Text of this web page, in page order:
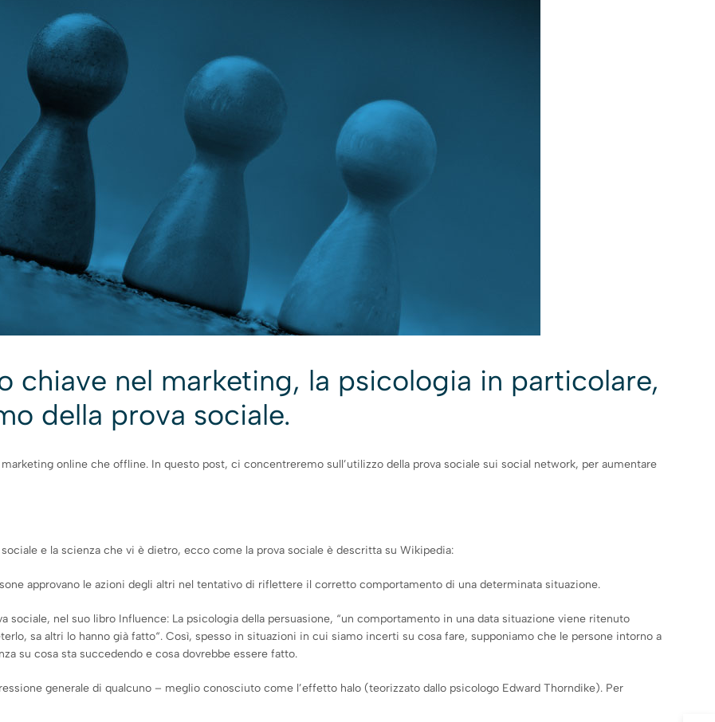
chiave nel marketing, la psicologia in particolare,
della prova sociale.
online che offline. In questo post, ci concentreremo sull’utilizzo della prova sociale sui social network, per aumentare
e la scienza che vi è dietro, ecco come la prova sociale è descritta su Wikipedia:
approvano le azioni degli altri nel tentativo di riflettere il corretto comportamento di una determinata situazione.
sociale, nel suo libro Influence: La psicologia della persuasione, “un comportamento in una data situazione viene ritenuto
sa altri lo hanno già fatto“. Così, spesso in situazioni in cui siamo incerti su cosa fare, supponiamo che le persone intorno a
su cosa sta succedendo e cosa dovrebbe essere fatto.
generale di qualcuno – meglio conosciuto come l’effetto halo (teorizzato dallo psicologo Edward Thorndike). Per